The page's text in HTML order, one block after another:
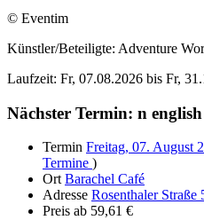
© Eventim
Künstler/Beteiligte: Adventure
Laufzeit: Fr, 07.08.2026 bis Fr,
Nächster Termin: n english
Termin Freitag, 07. August
Termine )
Ort Barachel Café
Adresse Rosenthaler
Preis ab 59,61 €